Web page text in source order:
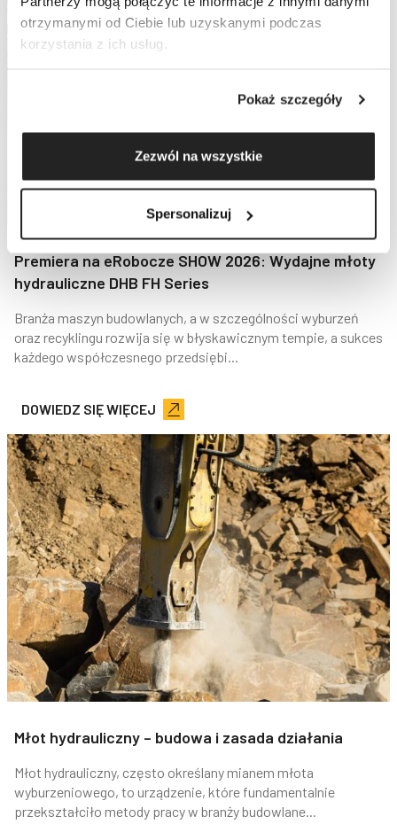
otrzymanymi od Ciebie lub uzyskanymi podczas
korzystania z ich usług.
Pokaż szczegóły
Zezwól na wszystkie
Spersonalizuj
Premiera na eRobocze SHOW 2026: Wydajne młoty
hydrauliczne DHB FH Series
Branża maszyn budowlanych, a w szczególności wyburzeń
oraz recyklingu rozwija się w błyskawicznym tempie, a sukces
każdego współczesnego przedsiębi...
DOWIEDZ SIĘ WIĘCEJ
Młot hydrauliczny – budowa i zasada działania
Młot hydrauliczny, często określany mianem młota
wyburzeniowego, to urządzenie, które fundamentalnie
przekształciło metody pracy w branży budowlane...